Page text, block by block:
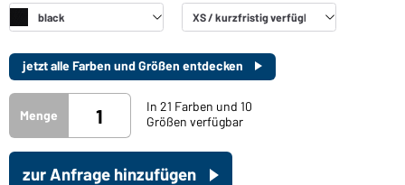
jetzt alle Farben und Größen entdecken
Menge
In 21 Farben und 10
Größen verfügbar
zur Anfrage hinzufügen